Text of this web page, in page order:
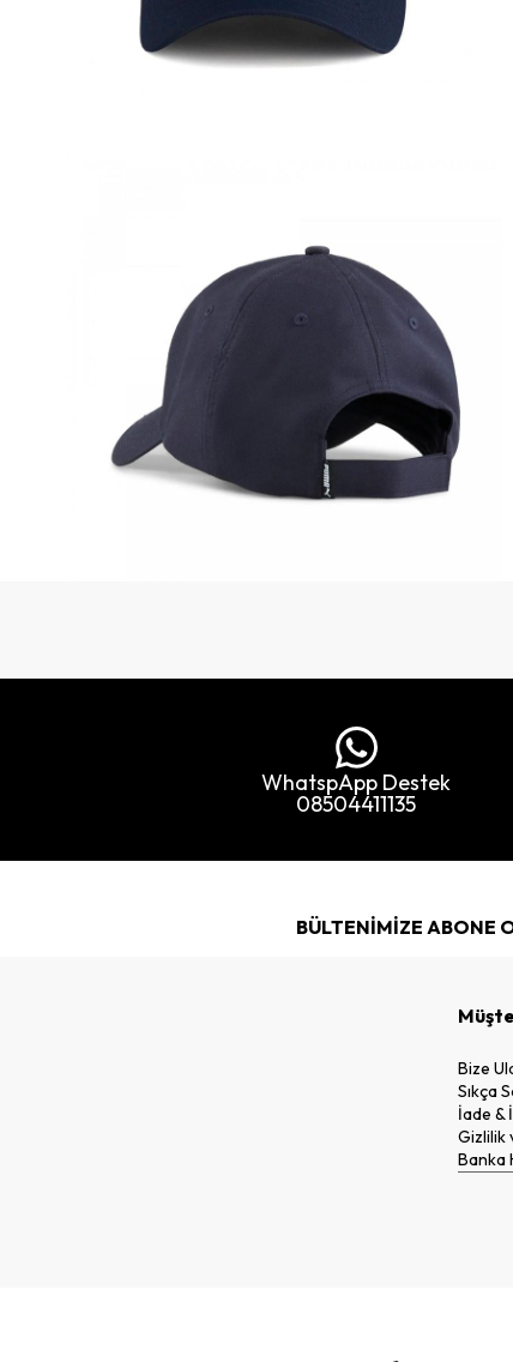
WhatspApp Destek
08504411135
BÜLTENİMİZE ABONE
Bize
Sıkça
İade &
Gizlilik
Banka